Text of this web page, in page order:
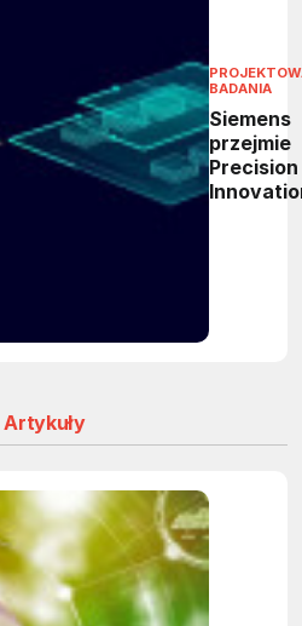
BADANIA
Siemens
przejmie
Precision
Artykuły